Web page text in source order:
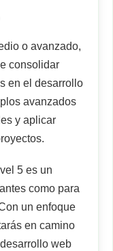
o avanzado,
consolidar
en el desarrollo
avanzados
y aplicar
5 es un
como para
un enfoque
en camino
web